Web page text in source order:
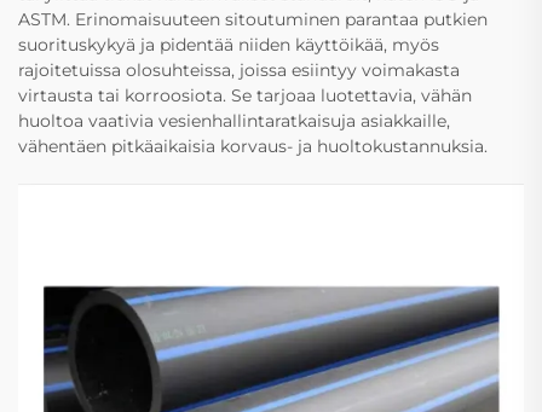
ASTM. Erinomaisuuteen sitoutuminen parantaa putkien
suorituskykyä ja pidentää niiden käyttöikää, myös
rajoitetuissa olosuhteissa, joissa esiintyy voimakasta
virtausta tai korroosiota. Se tarjoaa luotettavia, vähän
huoltoa vaativia vesienhallintaratkaisuja asiakkaille,
vähentäen pitkäaikaisia korvaus- ja huoltokustannuksia.